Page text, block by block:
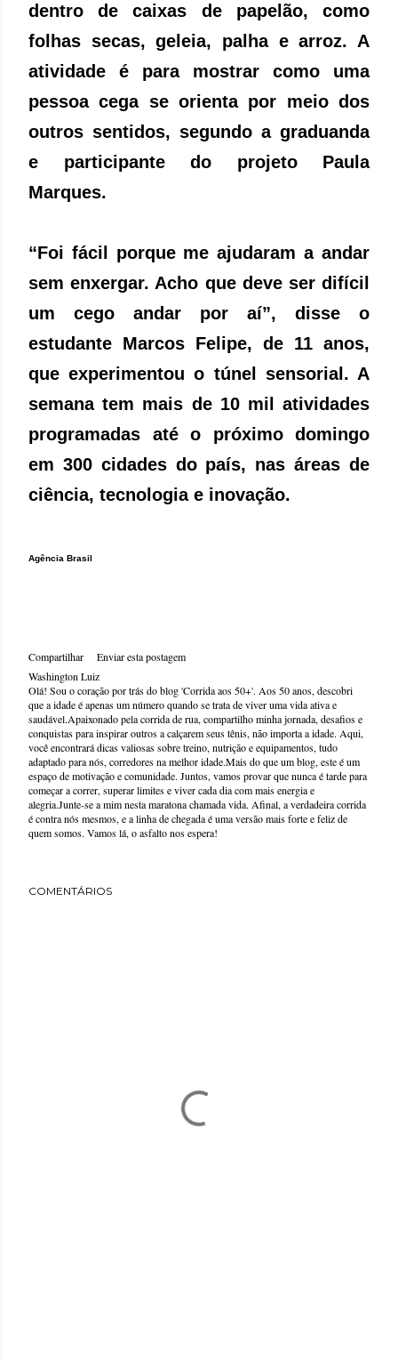
dentro de caixas de papelão, como
folhas secas, geleia, palha e arroz. A
atividade é para mostrar como uma
pessoa cega se orienta por meio dos
outros sentidos, segundo a graduanda
e participante do projeto Paula
Marques.
“Foi fácil porque me ajudaram a andar
sem enxergar. Acho que deve ser difícil
um cego andar por aí”, disse o
estudante Marcos Felipe, de 11 anos,
que experimentou o túnel sensorial. A
semana tem mais de 10 mil atividades
programadas até o próximo domingo
em 300 cidades do país, nas áreas de
ciência, tecnologia e inovação.
Agência Brasil
Compartilhar
Enviar esta postagem
Washington Luiz
Olá! Sou o coração por trás do blog 'Corrida aos 50+'. Aos 50 anos, descobri
que a idade é apenas um número quando se trata de viver uma vida ativa e
saudável.Apaixonado pela corrida de rua, compartilho minha jornada, desafios e
conquistas para inspirar outros a calçarem seus tênis, não importa a idade. Aqui,
você encontrará dicas valiosas sobre treino, nutrição e equipamentos, tudo
adaptado para nós, corredores na melhor idade.Mais do que um blog, este é um
espaço de motivação e comunidade. Juntos, vamos provar que nunca é tarde para
começar a correr, superar limites e viver cada dia com mais energia e
alegria.Junte-se a mim nesta maratona chamada vida. Afinal, a verdadeira corrida
é contra nós mesmos, e a linha de chegada é uma versão mais forte e feliz de
quem somos. Vamos lá, o asfalto nos espera!
COMENTÁRIOS